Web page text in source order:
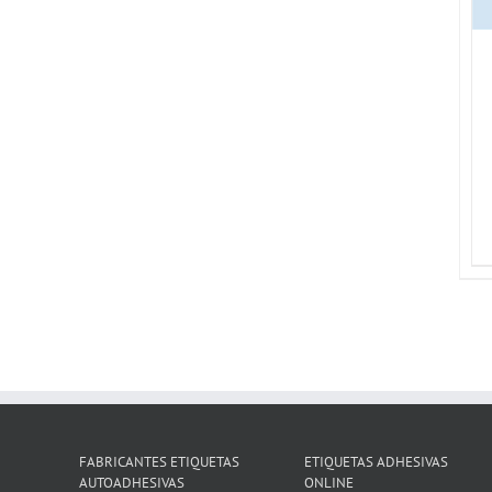
FABRICANTES ETIQUETAS
AUTOADHESIVAS
ETIQUETAS ADHESIVAS
ONLINE